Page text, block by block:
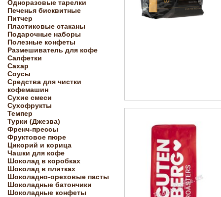
Одноразовые тарелки
Печенья бисквитные
Питчер
Пластиковые стаканы
Подарочные наборы
Полезные конфеты
Размешиватель для кофе
Салфетки
Сахар
Соусы
Средства для чистки
кофемашин
Сухие смеси
Сухофрукты
Темпер
Турки (Джезва)
Френч-прессы
Фруктовое пюре
Цикорий и корица
Чашки для кофе
Шоколад в коробках
Шоколад в плитках
Шоколадно-ореховые пасты
Шоколадные батончики
Шоколадные конфеты